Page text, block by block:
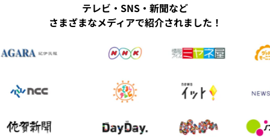
テレビ・SNS・新聞など
さまざまなメディアで紹介されました！